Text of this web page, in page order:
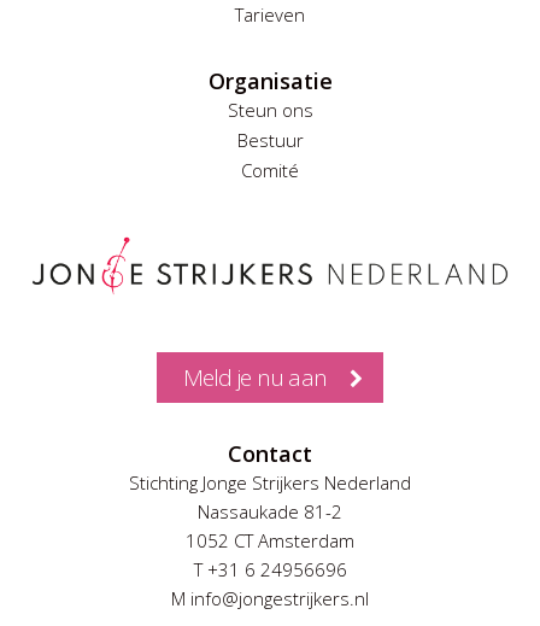
Tarieven
Organisatie
Steun ons
Bestuur
Comité
Meld je nu aan
Contact
Stichting Jonge Strijkers Nederland
Nassaukade 81-2
1052 CT Amsterdam
T +31 6 24956696
M info@jongestrijkers.nl